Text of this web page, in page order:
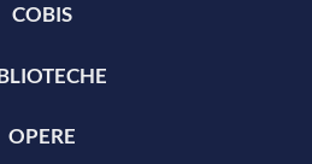
COBIS
OPERE